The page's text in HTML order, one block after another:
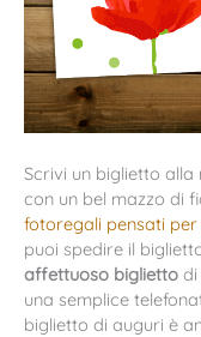
Scrivi un biglietto
con un bel mazzo di
fotoregali pensati
puoi spedire il
affettuoso biglietto
una semplice
biglietto di auguri è